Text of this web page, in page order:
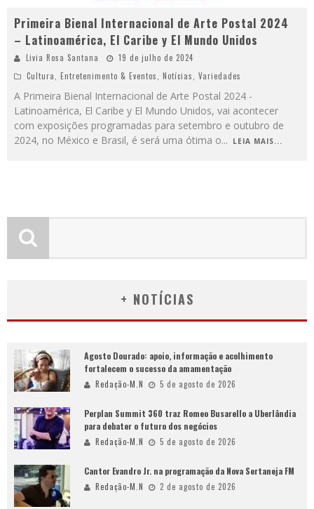
Primeira Bienal Internacional de Arte Postal 2024
– Latinoamérica, El Caribe y El Mundo Unidos
Livia Rosa Santana
19 de julho de 2024
Cultura, Entretenimento & Eventos, Notícias, Variedades
A Primeira Bienal Internacional de Arte Postal 2024 -
Latinoamérica, El Caribe y El Mundo Unidos, vai acontecer
com exposições programadas para setembro e outubro de
2024, no México e Brasil, é será uma ótima o... LEIA MAIS...
+ NOTÍCIAS
Agosto Dourado: apoio, informação e acolhimento
fortalecem o sucesso da amamentação
Redação-M.N 5 de agosto de 2026
Perplan Summit 360 traz Romeo Busarello a Uberlândia
para debater o futuro dos negócios
Redação-M.N 5 de agosto de 2026
Cantor Evandro Jr. na programação da Nova Sertaneja FM
Redação-M.N 2 de agosto de 2026